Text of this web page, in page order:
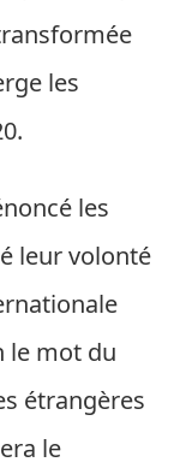
les
les
leur volonté
le mot du
étrangères
le